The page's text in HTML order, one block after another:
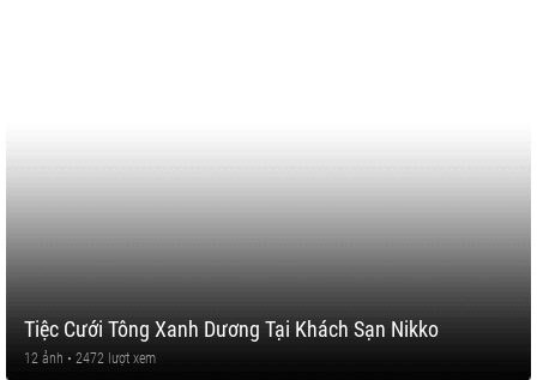
Tiệc Cưới Tông Xanh Dương Tại Khách Sạn Nikko
12 ảnh • 2472 lượt xem